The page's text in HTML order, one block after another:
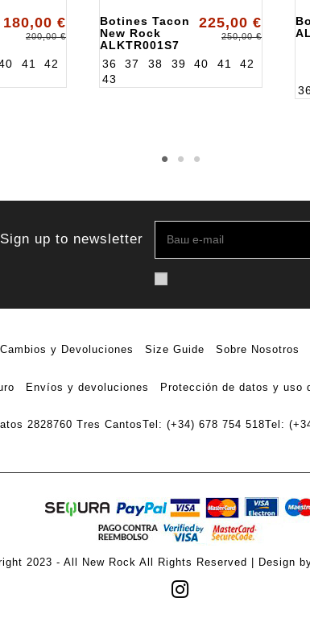
180,00 €
200,00 €
41 42
Botines Tacon
New Rock
ALKTR001S7
225,00 €
250,00 €
36 37 38 39 40 41
42
43
Sign up to newsletter
Cambios y Devoluciones Size Guide Sobre Nosotros
Envíos y devoluciones Protección de datos y uso
2828760 Tres CantosTel: (+34) 678 754 518Tel:
2023 - All New Rock All Rights Reserved | Design